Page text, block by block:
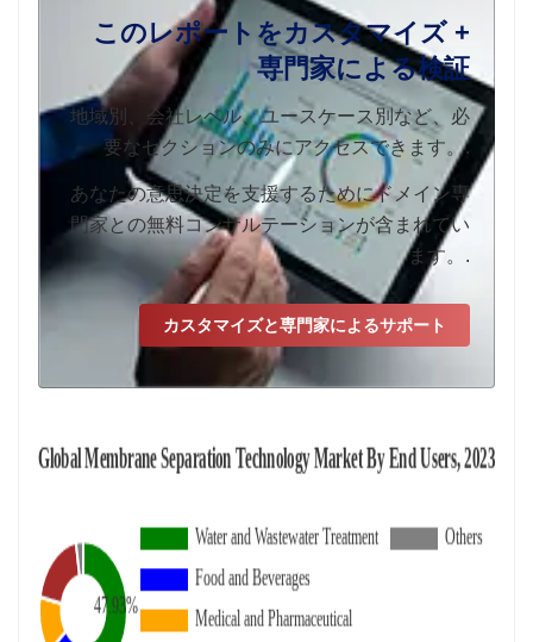
このレポートをカスタマイズ +
専門家による検証
地域別、会社レベル、ユースケース別など、必
要なセクションのみにアクセスできます。.
あなたの意思決定を支援するためにドメイン専
門家との無料コンサルテーションが含まれてい
ます。.
カスタマイズと専門家によるサポート